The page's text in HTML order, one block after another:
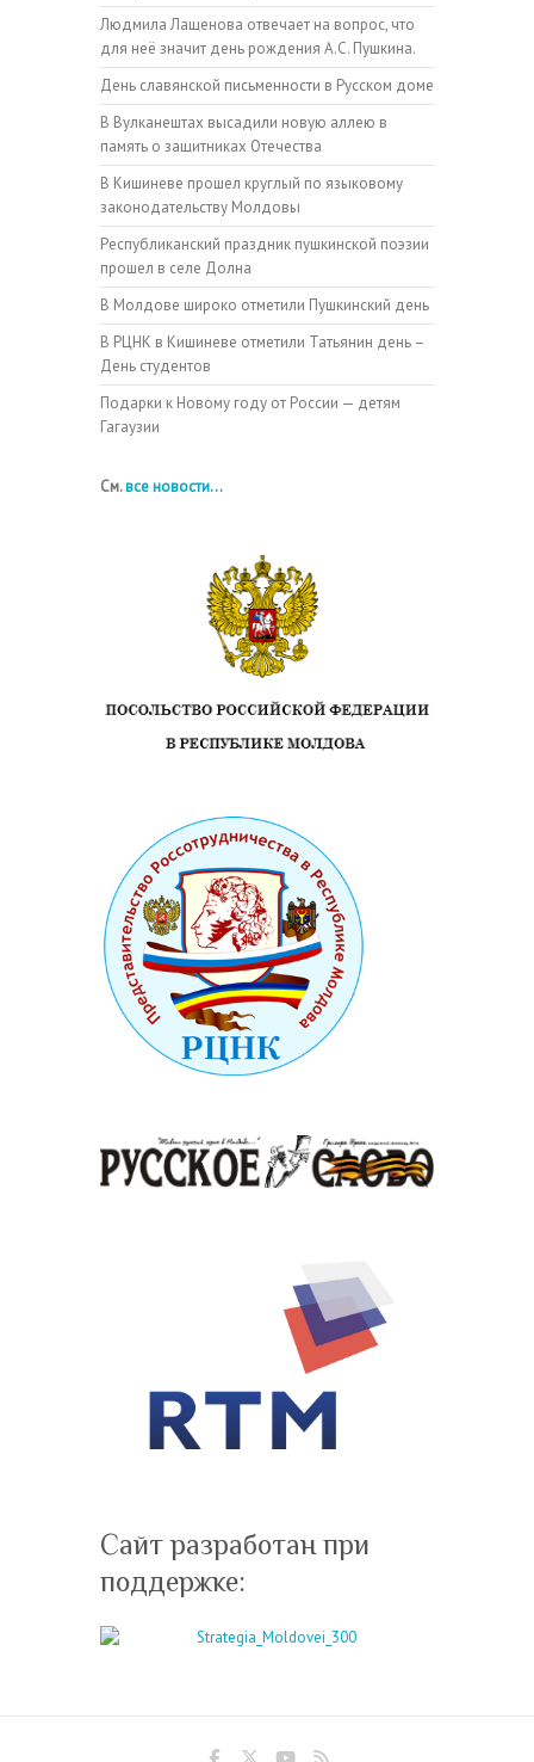
Людмила Лащенова отвечает на вопрос, что
для неё значит день рождения А.С. Пушкина.
День славянской письменности в Русском доме
В Вулканештах высадили новую аллею в
память о защитниках Отечества
В Кишиневе прошел круглый по языковому
законодательству Молдовы
Республиканский праздник пушкинской поэзии
прошел в селе Долна
В Молдове широко отметили Пушкинский день
В РЦНК в Кишиневе отметили Татьянин день –
День студентов
Подарки к Новому году от России — детям
Гагаузии
См.все новости...
Сайт разработан при
поддержке: